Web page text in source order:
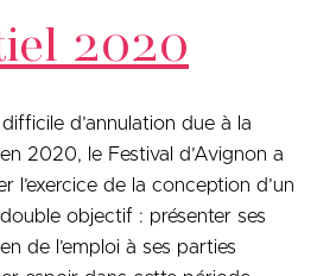
2020
d’annulation due à la
2020, le Festival d’Avignon a
l’exercice de la conception d’un
objectif : présenter ses
de l’emploi à ses parties